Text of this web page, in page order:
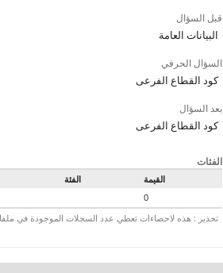
قبل السؤال
البيانات العامة
السؤال الحرفي
كود القطاع الفرعى
بعد السؤال
كود القطاع الفرعى
الفئات
القيمة الفئة
0
تحذير : هذه لاحصاءات تعطي عدد السجلات الموجودة في ملفات